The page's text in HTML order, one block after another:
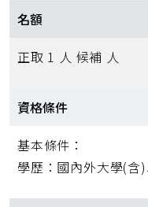
名額
正取 1 人 候補 人
資格條件
基本條件：
學歷：國內外大學(含)